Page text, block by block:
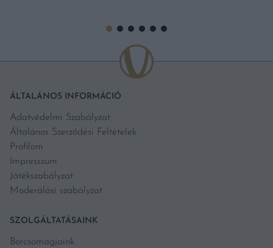
ÁLTALÁNOS INFORMÁCIÓ
Adatvédelmi Szabályzat
Általános Szerződési Feltételek
Profilom
Impresszum
Játékszabályzat
Moderálási szabályzat
SZOLGÁLTATÁSAINK
Borcsomagjaink